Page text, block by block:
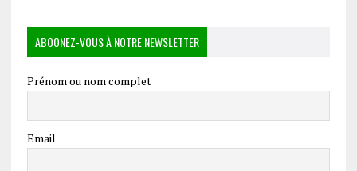
ABOONEZ-VOUS À NOTRE NEWSLETTER
Prénom ou nom complet
Email